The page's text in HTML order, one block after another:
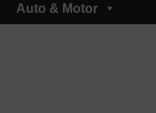
Auto & Motor